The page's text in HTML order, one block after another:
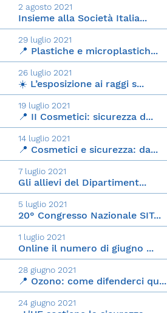
2 agosto 2021
Insieme alla Società Italia...
29 luglio 2021
📍 Plastiche e microplastich...
26 luglio 2021
☀️ L’esposizione ai raggi s...
19 luglio 2021
📍 II Cosmetici: sicurezza d...
14 luglio 2021
📍 Cosmetici e sicurezza: da...
7 luglio 2021
Gli allievi del Dipartiment...
5 luglio 2021
20° Congresso Nazionale SIT...
1 luglio 2021
Online il numero di giugno ...
28 giugno 2021
📍 Ozono: come difenderci qu...
24 giugno 2021